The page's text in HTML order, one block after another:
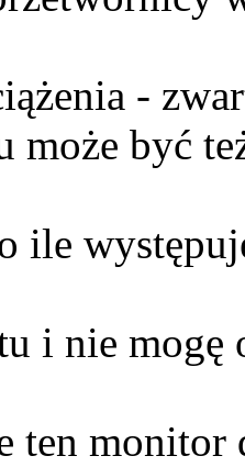
-
może być
ile
i nie
monitor